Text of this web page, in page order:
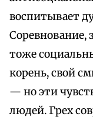
воспитывает
Соревнование,
тоже
корень, свой
— но эти
людей. Грех